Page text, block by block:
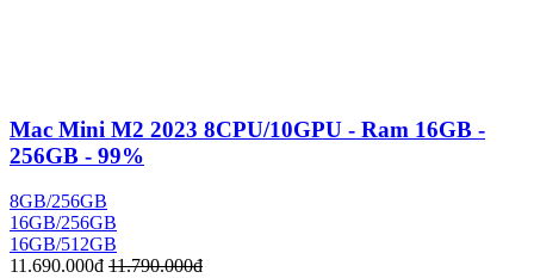
Mac Mini M2 2023 8CPU/10GPU - Ram 16GB -
256GB - 99%
8GB/256GB
16GB/256GB
16GB/512GB
11.690.000đ 11.790.000đ